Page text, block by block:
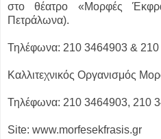
στο θέατρο «Μορφές
Πετράλωνα).
Τηλέφωνα: 210 3464903 &
Καλλιτεχνικός Οργανισμός
Τηλέφωνα: 210 3464903, 210
Site: www.morfesekfrasis.gr